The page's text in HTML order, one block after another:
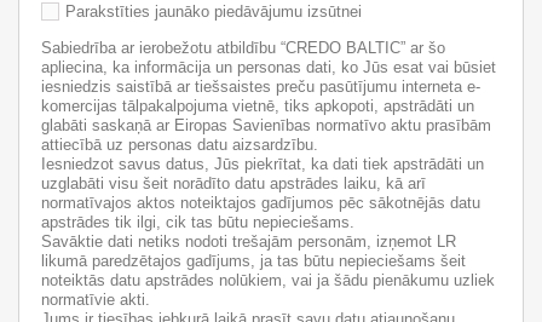
Parakstīties jaunāko piedāvājumu izsūtnei
Sabiedrība ar ierobežotu atbildību “CREDO BALTIC” ar šo
apliecina, ka informācija un personas dati, ko Jūs esat vai būsiet
iesniedzis saistībā ar tiešsaistes preču pasūtījumu interneta e-
komercijas tālpakalpojuma vietnē, tiks apkopoti, apstrādāti un
glabāti saskaņā ar Eiropas Savienības normatīvo aktu prasībām
attiecībā uz personas datu aizsardzību.
Iesniedzot savus datus, Jūs piekrītat, ka dati tiek apstrādāti un
uzglabāti visu šeit norādīto datu apstrādes laiku, kā arī
normatīvajos aktos noteiktajos gadījumos pēc sākotnējās datu
apstrādes tik ilgi, cik tas būtu nepieciešams.
Savāktie dati netiks nodoti trešajām personām, izņemot LR
likumā paredzētajos gadījums, ja tas būtu nepieciešams šeit
noteiktās datu apstrādes nolūkiem, vai ja šādu pienākumu uzliek
normatīvie akti.